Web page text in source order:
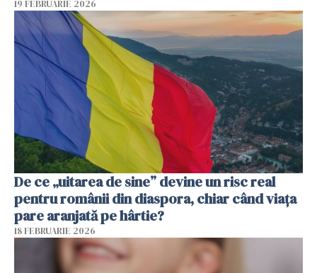
19 FEBRUARIE 2026
De ce „uitarea de sine” devine un risc real
pentru românii din diaspora, chiar când viața
pare aranjată pe hârtie?
18 FEBRUARIE 2026